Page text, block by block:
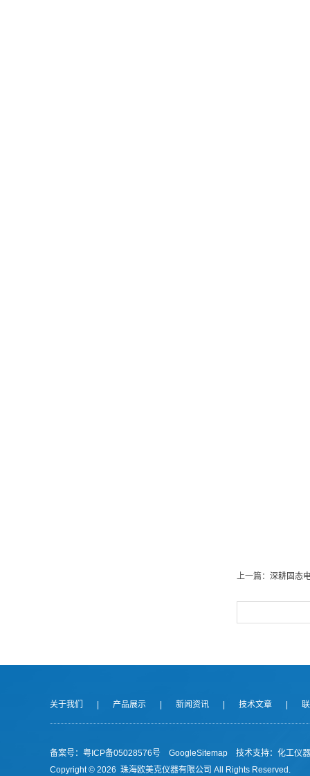
上一篇： 深耕固态
关于我们 产品展示 新闻资讯 技术文章
备案号： 粤ICP备05028576号 GoogleSitemap 技术支持： 化工仪
Copyright © 2026 珠海欧美克仪器有限公司 All Rights Reserved.